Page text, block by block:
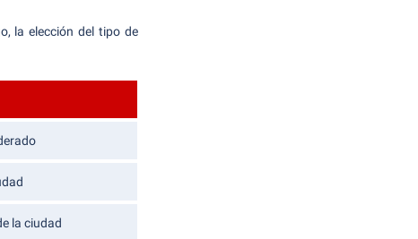
la elección del tipo de
la ciudad